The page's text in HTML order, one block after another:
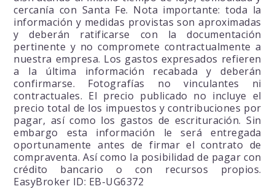
cercanía con Santa Fe. Nota importante: toda la
información y medidas provistas son aproximadas
y deberán ratificarse con la documentación
pertinente y no compromete contractualmente a
nuestra empresa. Los gastos expresados refieren
a la última información recabada y deberán
confirmarse. Fotografías no vinculantes ni
contractuales. El precio publicado no incluye el
precio total de los impuestos y contribuciones por
pagar, así como los gastos de escrituración. Sin
embargo esta información le será entregada
oportunamente antes de firmar el contrato de
compraventa. Así como la posibilidad de pagar con
crédito bancario o con recursos propios.
EasyBroker ID: EB-UG6372